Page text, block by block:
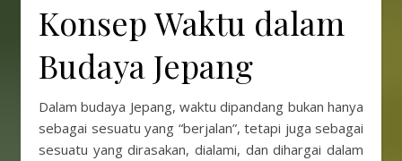
Konsep Waktu dalam
Budaya Jepang
Dalam budaya Jepang, waktu dipandang bukan hanya
sebagai sesuatu yang “berjalan”, tetapi juga sebagai
sesuatu yang dirasakan, dialami, dan dihargai dalam